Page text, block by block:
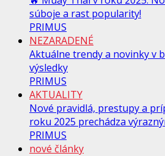
súboje a rast popularity!
PRIMUS
NEZARADENÉ
Aktuálne trendy a novinky v
výsledky
PRIMUS
AKTUALITY
Nové pravidlá, prestupy a
roku 2025 prechádza
PRIMUS
nové články